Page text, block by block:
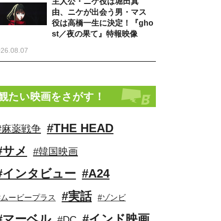
由、ニケが出会う男・マス
役は高橋一生に決定！『gho
st／夜の果て』特報映像
たい映画をさがす！
薬戦争 #THE HEAD
サメ
#韓国映画
インタビュー #A24
ービープラス #実話 #ゾンビ